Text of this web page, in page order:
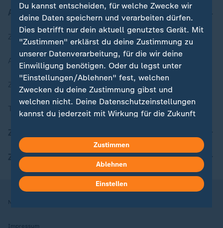
Aktuell bei ZDFheute
Zuletzt veröffentlicht
Aktuelle Sendungs-Videos
ZDFheute Stories
Themen im Überblick
ZDFheute Apps
Nutzungsbedingungen
Impressum
Du kannst entscheiden, für welche Zwecke wir
deine Daten speichern und verarbeiten dürfen.
Dies betrifft nur dein aktuell genutztes Gerät. Mit
"Zustimmen" erklärst du deine Zustimmung zu
unserer Datenverarbeitung, für die wir deine
Einwilligung benötigen. Oder du legst unter
"Einstellungen/Ablehnen" fest, welchen
Zwecken du deine Zustimmung gibst und
welchen nicht. Deine Datenschutzeinstellungen
kannst du jederzeit mit Wirkung für die Zukunft
Hier findest du das Impressum.
Weitere Informationen findest du in unserer
Datenschutzerklärung.
Zustimmen
Ablehnen
Einstellen